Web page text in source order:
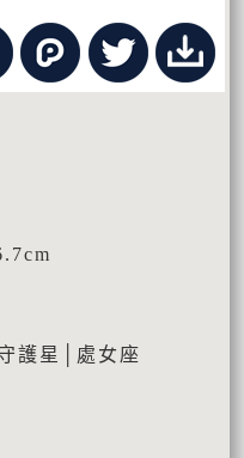
護星│處女座